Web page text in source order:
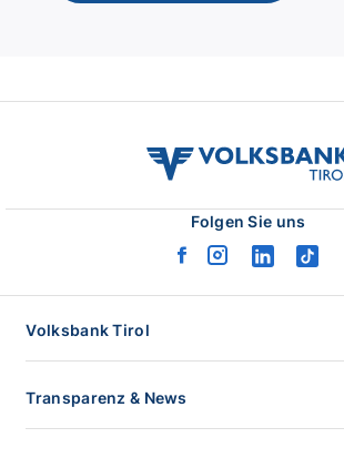
volksbank
Folgen Sie uns
facebook
instagram
linkedintiktok
Volksbank Tirol
Transparenz & News